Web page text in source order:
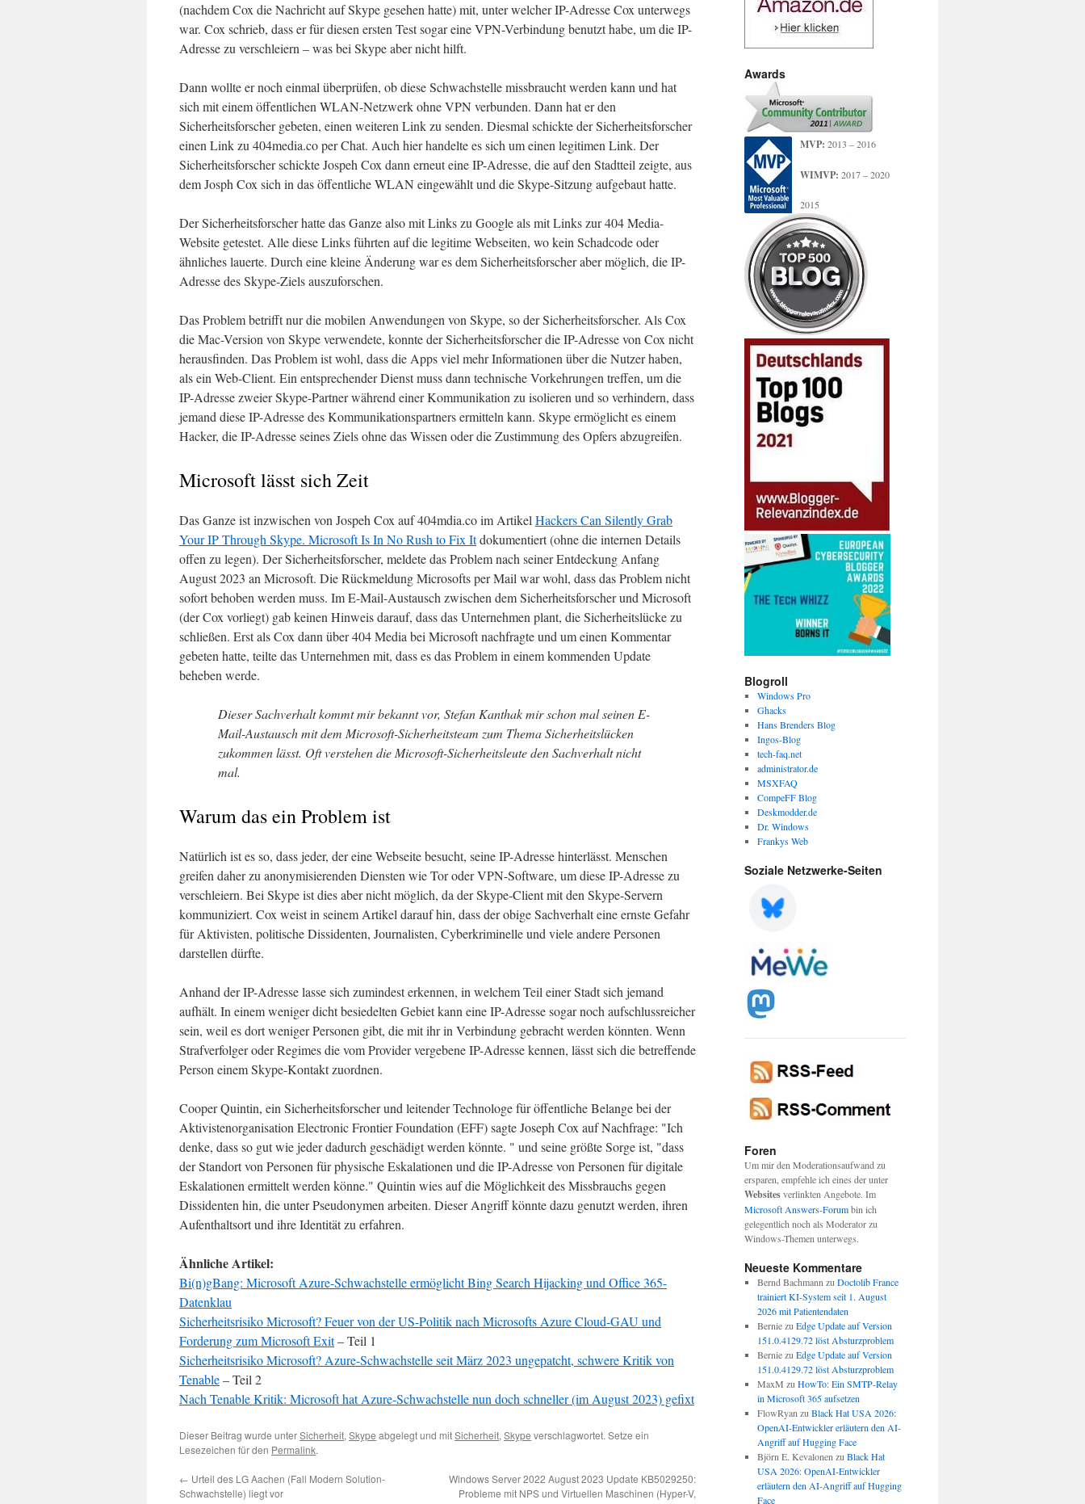
(nachdem Cox die Nachricht auf Skype gesehen hatte) mit, unter welcher IP-Adresse Cox unterwegs
war. Cox schrieb, dass er für diesen ersten Test sogar eine VPN-Verbindung benutzt habe, um die IP-
Adresse zu verschleiern – was bei Skype aber nicht hilft.
Dann wollte er noch einmal überprüfen, ob diese Schwachstelle missbraucht werden kann und hat
sich mit einem öffentlichen WLAN-Netzwerk ohne VPN verbunden. Dann hat er den
Sicherheitsforscher gebeten, einen weiteren Link zu senden. Diesmal schickte der Sicherheitsforscher
einen Link zu 404media.co per Chat. Auch hier handelte es sich um einen legitimen Link. Der
Sicherheitsforscher schickte Jospeh Cox dann erneut eine IP-Adresse, die auf den Stadtteil zeigte, aus
dem Josph Cox sich in das öffentliche WLAN eingewählt und die Skype-Sitzung aufgebaut hatte.
Der Sicherheitsforscher hatte das Ganze also mit Links zu Google als mit Links zur 404 Media-
Website getestet. Alle diese Links führten auf die legitime Webseiten, wo kein Schadcode oder
ähnliches lauerte. Durch eine kleine Änderung war es dem Sicherheitsforscher aber möglich, die IP-
Adresse des Skype-Ziels auszuforschen.
Das Problem betrifft nur die mobilen Anwendungen von Skype, so der Sicherheitsforscher. Als Cox
die Mac-Version von Skype verwendete, konnte der Sicherheitsforscher die IP-Adresse von Cox nicht
herausfinden. Das Problem ist wohl, dass die Apps viel mehr Informationen über die Nutzer haben,
als ein Web-Client. Ein entsprechender Dienst muss dann technische Vorkehrungen treffen, um die
IP-Adresse zweier Skype-Partner während einer Kommunikation zu isolieren und so verhindern, dass
jemand diese IP-Adresse des Kommunikationspartners ermitteln kann. Skype ermöglicht es einem
Hacker, die IP-Adresse seines Ziels ohne das Wissen oder die Zustimmung des Opfers abzugreifen.
Microsoft lässt sich Zeit
Das Ganze ist inzwischen von Jospeh Cox auf 404mdia.co im Artikel Hackers Can Silently Grab
Your IP Through Skype. Microsoft Is In No Rush to Fix Itdokumentiert (ohne die internen Details
offen zu legen). Der Sicherheitsforscher, meldete das Problem nach seiner Entdeckung Anfang
August 2023 an Microsoft. Die Rückmeldung Microsofts per Mail war wohl, dass das Problem nicht
sofort behoben werden muss. Im E-Mail-Austausch zwischen dem Sicherheitsforscher und Microsoft
(der Cox vorliegt) gab keinen Hinweis darauf, dass das Unternehmen plant, die Sicherheitslücke zu
schließen. Erst als Cox dann über 404 Media bei Microsoft nachfragte und um einen Kommentar
gebeten hatte, teilte das Unternehmen mit, dass es das Problem in einem kommenden Update
beheben werde.
Dieser Sachverhalt kommt mir bekannt vor, Stefan Kanthak mir schon mal seinen E-
Mail-Austausch mit dem Microsoft-Sicherheitsteam zum Thema Sicherheitslücken
zukommen lässt. Oft verstehen die Microsoft-Sicherheitsleute den Sachverhalt nicht
mal.
Warum das ein Problem ist
Natürlich ist es so, dass jeder, der eine Webseite besucht, seine IP-Adresse hinterlässt. Menschen
greifen daher zu anonymisierenden Diensten wie Tor oder VPN-Software, um diese IP-Adresse zu
verschleiern. Bei Skype ist dies aber nicht möglich, da der Skype-Client mit den Skype-Servern
kommuniziert. Cox weist in seinem Artikel darauf hin, dass der obige Sachverhalt eine ernste Gefahr
für Aktivisten, politische Dissidenten, Journalisten, Cyberkriminelle und viele andere Personen
darstellen dürfte.
Anhand der IP-Adresse lasse sich zumindest erkennen, in welchem Teil einer Stadt sich jemand
aufhält. In einem weniger dicht besiedelten Gebiet kann eine IP-Adresse sogar noch aufschlussreicher
sein, weil es dort weniger Personen gibt, die mit ihr in Verbindung gebracht werden könnten. Wenn
Strafverfolger oder Regimes die vom Provider vergebene IP-Adresse kennen, lässt sich die betreffende
Person einem Skype-Kontakt zuordnen.
Cooper Quintin, ein Sicherheitsforscher und leitender Technologe für öffentliche Belange bei der
Aktivistenorganisation Electronic Frontier Foundation (EFF) sagte Joseph Cox auf Nachfrage: "Ich
denke, dass so gut wie jeder dadurch geschädigt werden könnte. " und seine größte Sorge ist, "dass
der Standort von Personen für physische Eskalationen und die IP-Adresse von Personen für digitale
Eskalationen ermittelt werden könne." Quintin wies auf die Möglichkeit des Missbrauchs gegen
Dissidenten hin, die unter Pseudonymen arbeiten. Dieser Angriff könnte dazu genutzt werden, ihren
Aufenthaltsort und ihre Identität zu erfahren.
Ähnliche Artikel:
Bi(n)gBang: Microsoft Azure-Schwachstelle ermöglicht Bing Search Hijacking und Office 365-
Datenklau
Sicherheitsrisiko Microsoft? Feuer von der US-Politik nach Microsofts Azure Cloud-GAU und
Forderung zum Microsoft Exit– Teil 1
Sicherheitsrisiko Microsoft? Azure-Schwachstelle seit März 2023 ungepatcht, schwere Kritik von
Tenable– Teil 2
Nach Tenable Kritik: Microsoft hat Azure-Schwachstelle nun doch schneller (im August 2023) gefixt
Dieser Beitrag wurde unterSicherheit, Skype abgelegt und mitSicherheit, Skype verschlagwortet. Setze ein
Lesezeichen für den Permalink.
← Urteil des LG Aachen (Fall Modern Solution-
Schwachstelle) liegt vor
Windows Server 2022 August 2023 Update KB5029250:
Probleme mit NPS und Virtuellen Maschinen (Hyper-V,
Awards
MVP: 2013 – 2016
WIMVP: 2017 – 2020
2015
Blogroll
Windows Pro
Ghacks
Hans Brenders Blog
Ingos-Blog
tech-faq.net
administrator.de
MSXFAQ
CompeFF Blog
Deskmodder.de
Dr. Windows
Frankys Web
Soziale Netzwerke-Seiten
Foren
Um mir den Moderationsaufwand zu
ersparen, empfehle ich eines der unter
Websitesverlinkten Angebote. Im
Microsoft Answers-Forumbin ich
gelegentlich noch als Moderator zu
Windows-Themen unterwegs.
Neueste Kommentare
Bernd Bachmann zu Doctolib France
trainiert KI-System seit 1. August
2026 mit Patientendaten
Berniezu Edge Update auf Version
151.0.4129.72 löst Absturzproblem
Berniezu Edge Update auf Version
151.0.4129.72 löst Absturzproblem
MaxM zu HowTo: Ein SMTP-Relay
in Microsoft 365 aufsetzen
FlowRyan zu Black Hat USA 2026:
OpenAI-Entwickler erläutern den AI-
Angriff auf Hugging Face
Björn E. Kevalonen zu Black Hat
USA 2026: OpenAI-Entwickler
erläutern den AI-Angriff auf Hugging
Face